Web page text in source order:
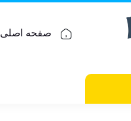
صفحه اصلی